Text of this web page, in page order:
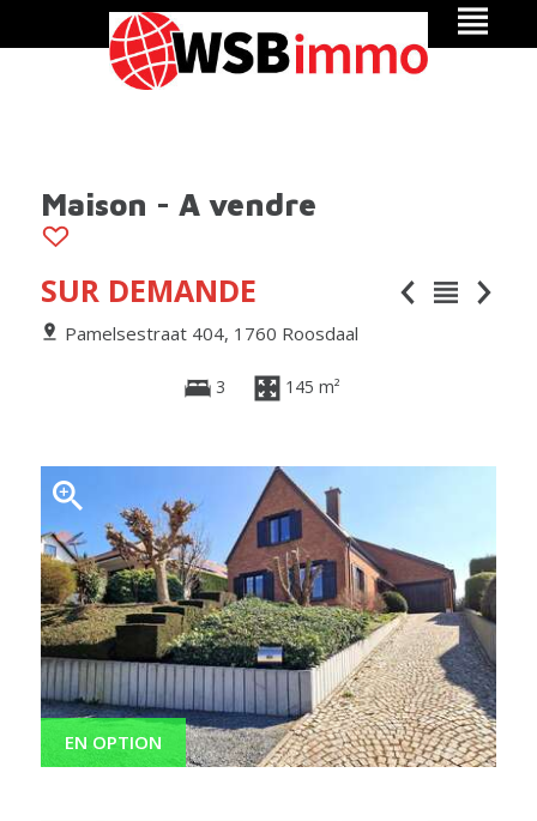
Maison - A vendre
SUR DEMANDE
Pamelsestraat 404, 1760 Roosdaal
3 145 m²
EN OPTION